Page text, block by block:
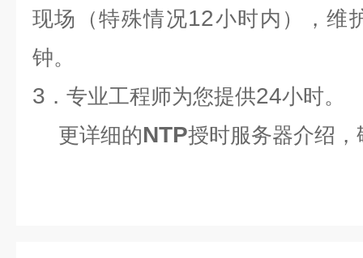
现场（特殊情况12小时内），维
钟。
3 ．专业工程师为您提供24小时。
更详细的NTP授时服务器介绍，